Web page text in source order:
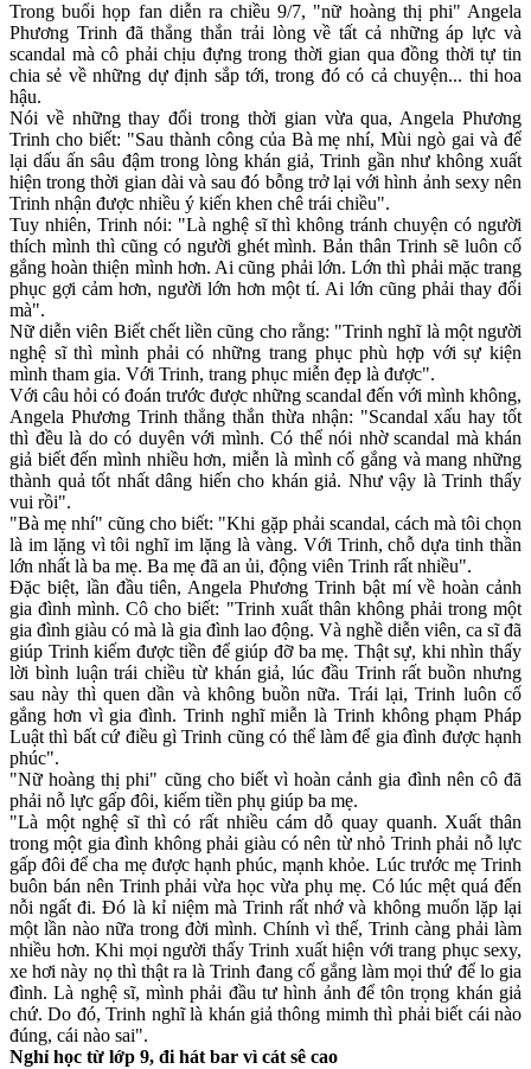
Trong buổi họp fan diễn ra chiều 9/7, "nữ hoàng thị phi" Angela
Phương Trinh đã thẳng thắn trải lòng về tất cả những áp lực và
scandal mà cô phải chịu đựng trong thời gian qua đồng thời tự tin
chia sẻ về những dự định sắp tới, trong đó có cả chuyện... thi hoa
hậu.
Nói về những thay đổi trong thời gian vừa qua, Angela Phương
Trinh cho biết: "Sau thành công của Bà mẹ nhí, Mùi ngò gai và để
lại dấu ấn sâu đậm trong lòng khán giả, Trinh gần như không xuất
hiện trong thời gian dài và sau đó bỗng trở lại với hình ảnh se‌ּxy nên
Trinh nhận được nhiều ý kiến khen chê trái chiều".
Tuy nhiên, Trinh nói: "Là nghệ sĩ thì không tránh chuyện có người
thích mình thì cũng có người ghét mình. Bản thân Trinh sẽ luôn cố
gắng hoàn thiện mình hơn. Ai cũng phải lớn. Lớn thì phải mặc trang
phục gợi cảm hơn, người lớn hơn một tí. Ai lớn cũng phải thay đổi
mà".
Nữ diễn viên Biết chết liền cũng cho rằng: "Trinh nghĩ là một người
nghệ sĩ thì mình phải có những trang phục phù hợp với sự kiện
mình tham gia. Với Trinh, trang phục miễn đẹp là được".
Với câu hỏi có đoán trước được những scandal đến với mình không,
Angela Phương Trinh thẳng thắn thừa nhận: "Scandal xấu hay tốt
thì đều là do có duyên với mình. Có thể nói nhờ scandal mà khán
giả biết đến mình nhiều hơn, miễn là mình cố gắng và mang những
thành quả tốt nhất dâng hiến cho khán giả. Như vậy là Trinh thấy
vui rồi".
"Bà mẹ nhí" cũng cho biết: "Khi gặp phải scandal, cách mà tôi chọn
là im lặng vì tôi nghĩ im lặng là vàng. Với Trinh, chỗ dựa tinh thần
lớn nhất là ba mẹ. Ba mẹ đã an ủi, động viên Trinh rất nhiều".
Đặc biệt, lần đầu tiên, Angela Phương Trinh bật mí về hoàn cảnh
gia đình mình. Cô cho biết: "Trinh xuất thân không phải trong một
gia đình giàu có mà là gia đình lao động. Và nghề diễn viên, ca sĩ đã
giúp Trinh kiếm được tiền để giúp đỡ ba mẹ. Thật sự, khi nhìn thấy
lời bình luận trái chiều từ khán giả, lúc đầu Trinh rất buồn nhưng
sau này thì quen dần và không buồn nữa. Trái lại, Trinh luôn cố
gắng hơn vì gia đình. Trinh nghĩ miễn là Trinh không phạm Pháp
Luật thì bất cứ điều gì Trinh cũng có thể làm để gia đình được hạnh
phúc".
"Nữ hoàng thị phi" cũng cho biết vì hoàn cảnh gia đình nên cô đã
phải nỗ lực gấp đôi, kiếm tiền phụ giúp ba mẹ.
"Là một nghệ sĩ thì có rất nhiều cám dỗ quay quanh. Xuất thân
trong một gia đình không phải giàu có nên từ nhỏ Trinh phải nỗ lực
gấp đôi để cha mẹ được hạnh phúc, mạnh khỏe. Lúc trước mẹ Trinh
buôn bán nên Trinh phải vừa học vừa phụ mẹ. Có lúc mệt quá đến
nỗi ngất đi. Đó là kỉ niệm mà Trinh rất nhớ và không muốn lặp lại
một lần nào nữa trong đời mình. Chính vì thế, Trinh càng phải làm
nhiều hơn. Khi mọi người thấy Trinh xuất hiện với trang phục se‌ּxy,
xe hơi này nọ thì thật ra là Trinh đang cố gắng làm mọi thứ để lo gia
đình. Là nghệ sĩ, mình phải đầu tư hình ảnh để tôn trọng khán giả
chứ. Do đó, Trinh nghĩ là khán giả thông mimh thì phải biết cái nào
đúng, cái nào sai".
Nghỉ học từ lớp 9, đi hát bar vì cát sê cao